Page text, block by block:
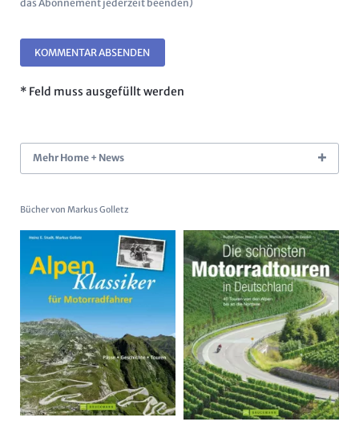
das Abonnement jederzeit beenden)
KOMMENTAR ABSENDEN
* Feld muss ausgefüllt werden
Mehr Home + News
Bücher von Markus Golletz